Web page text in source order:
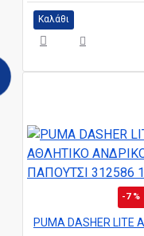
Καλάθι
-7 %